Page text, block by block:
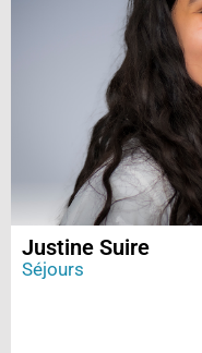
Justine Suire
Séjours